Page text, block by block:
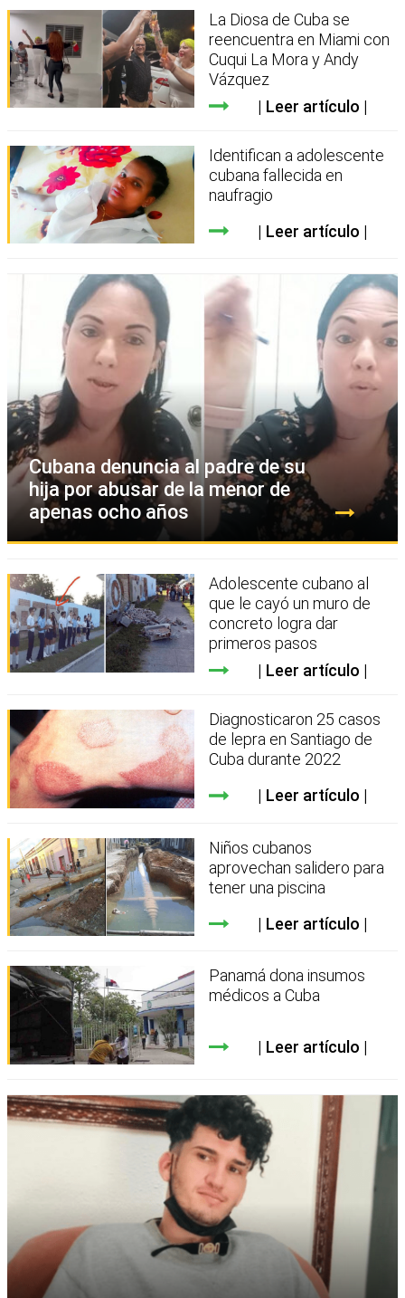
La Diosa de Cuba se
reencuentra en Miami con
Cuqui La Mora y Andy
Vázquez
Leer artículo
Identifican a adolescente
cubana fallecida en
naufragio
Leer artículo
Cubana denuncia al padre de su
hija por abusar de la menor de
apenas ocho años
Adolescente cubano al
que le cayó un muro de
concreto logra dar
primeros pasos
Leer artículo
Diagnosticaron 25 casos
de lepra en Santiago de
Cuba durante 2022
Leer artículo
Niños cubanos
aprovechan salidero para
tener una piscina
Leer artículo
Panamá dona insumos
médicos a Cuba
Leer artículo